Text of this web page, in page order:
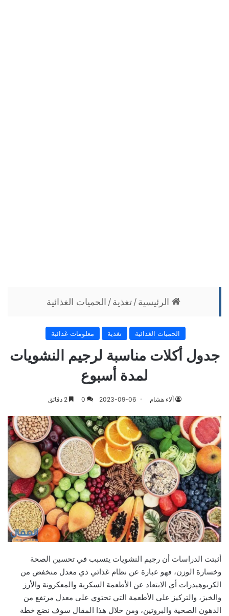
الرئيسية / تغذية / الحميات الغذائية
الحميات الغذائية تغذية معلومات غذائية
جدول أكلات مناسبة لرجيم النشويات
لمدة أسبوع
آلاء هشام 2023-09-06
0 2 دقائق
أثبتت الدراسات أن رجيم النشويات يتسبب في تحسين الصحة
وخسارة الوزن، فهو عبارة عن نظام غذائي ذي معدل منخفض من
الكربوهيدرات أي الابتعاد عن الأطعمة السكرية والمعكرونة والأرز
والخبز، والتركيز على الأطعمة التي تحتوي على معدل مرتفع من
الدهون الصحية والبروتين، ومن خلال هذا المقال سوف نضع خطة